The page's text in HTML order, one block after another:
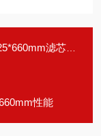
滤芯参数
性能